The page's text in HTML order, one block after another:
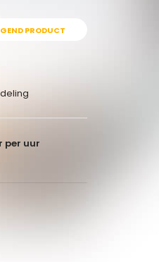
PRODUCT
per uur